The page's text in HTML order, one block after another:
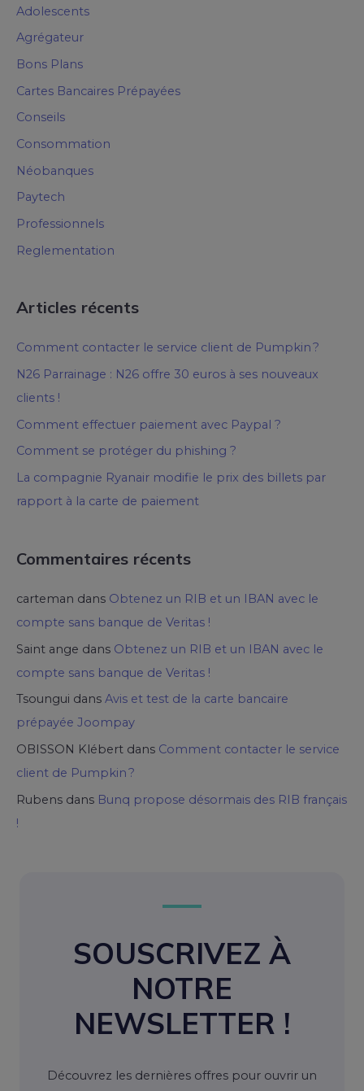
Adolescents
Agrégateur
Bons Plans
Cartes Bancaires Prépayées
Conseils
Consommation
Néobanques
Paytech
Professionnels
Reglementation
Articles récents
Comment contacter le service client de Pumpkin ?
N26 Parrainage : N26 offre 30 euros à ses nouveaux
clients !
Comment effectuer paiement avec Paypal ?
Comment se protéger du phishing ?
La compagnie Ryanair modifie le prix des billets par
rapport à la carte de paiement
Commentaires récents
carteman dans Obtenez un RIB et un IBAN avec le
compte sans banque de Veritas !
Saint ange dans Obtenez un RIB et un IBAN avec le
compte sans banque de Veritas !
Tsoungui dans Avis et test de la carte bancaire
prépayée Joompay
OBISSON Klébert dans Comment contacter le service
client de Pumpkin ?
Rubens dans Bunq propose désormais des RIB français
!
SOUSCRIVEZ À
NOTRE
NEWSLETTER !
Découvrez les dernières offres pour ouvrir un